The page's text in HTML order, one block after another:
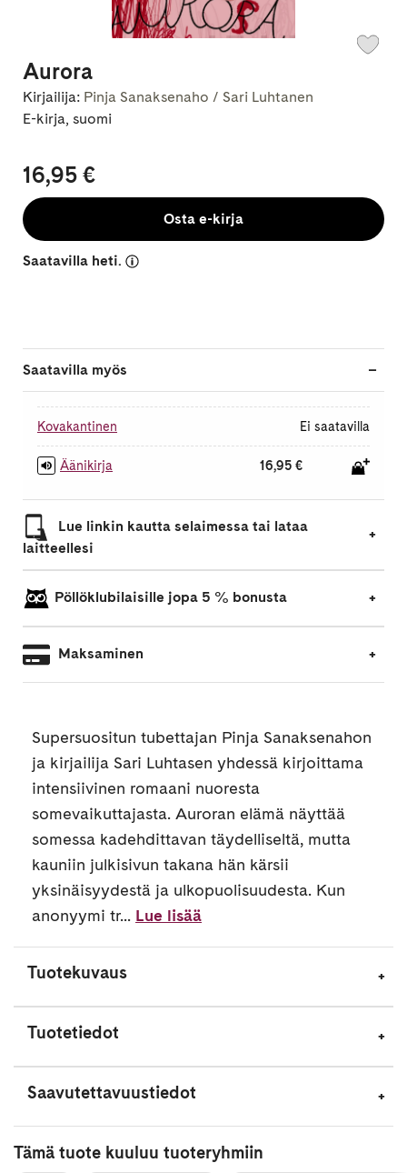
Aurora
Kirjailija: Pinja Sanaksenaho / Sari Luhtanen
E-kirja, suomi
16,95 €
Osta e-kirja
Saatavilla heti.
Saatavilla myös
Kovakantinen Ei saatavilla
Äänikirja 16,95 €
Lue linkin kautta selaimessa tai lataa
laitteellesi
Pöllöklubilaisille jopa 5 % bonusta
Maksaminen
Supersuositun tubettajan Pinja Sanaksenahon
ja kirjailija Sari Luhtasen yhdessä kirjoittama
intensiivinen romaani nuoresta
somevaikuttajasta. Auroran elämä näyttää
somessa kadehdittavan täydelliseltä, mutta
kauniin julkisivun takana hän kärsii
yksinäisyydestä ja ulkopuolisuudesta. Kun
anonyymi tr... Lue lisää
Tuotekuvaus
Tuotetiedot
Saavutettavuustiedot
Tämä tuote kuuluu tuoteryhmiin